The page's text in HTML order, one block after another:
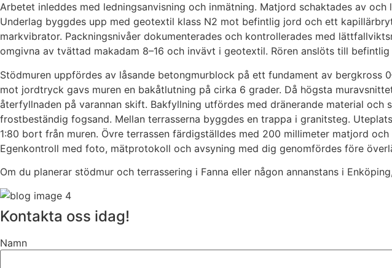
Arbetet inleddes med ledningsanvisning och inmätning. Matjord schaktades av
Underlag byggdes upp med geotextil klass N2 mot befintlig jord och ett
markvibrator. Packningsnivåer dokumenterades och kontrollerades med
omgivna av tvättad makadam 8–16 och invävt i geotextil. Rören anslöts till
Stödmuren uppfördes av låsande betongmurblock på ett fundament av
mot jordtryck gavs muren en bakåtlutning på cirka 6 grader. Då högsta
återfyllnaden på varannan skift. Bakfyllning utfördes med dränerande material
frostbeständig fogsand. Mellan terrasserna byggdes en trappa i granitsteg.
1:80 bort från muren. Övre terrassen färdigställdes med 200 millimeter matjord
Egenkontroll med foto, mätprotokoll och avsyning med dig genomfördes före
Om du planerar stödmur och terrassering i Fanna eller någon annanstans i
Kontakta oss idag!
Namn